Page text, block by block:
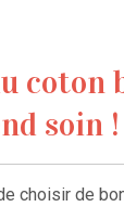
coton
soin !
choisir de